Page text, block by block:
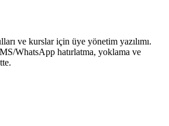
ve kurslar için üye yönetim yazılımı.
WhatsApp hatırlatma, yoklama ve